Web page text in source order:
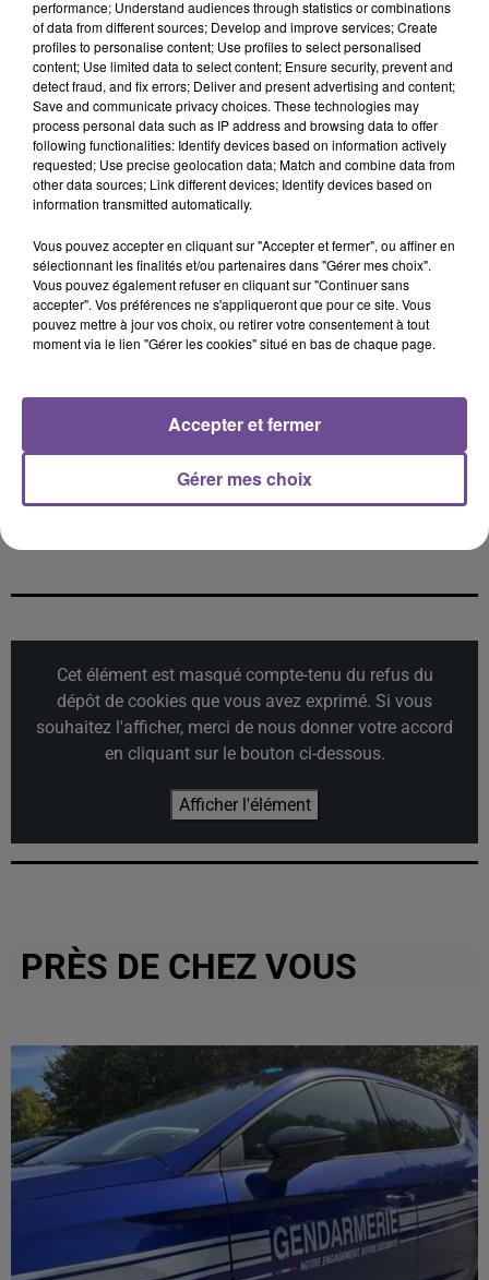
DERNIERS TITRES
20h56
20h56
Imagine Dragons
Waves
20h54
20h54
HUGEL X SOLTO
Jamaican (bam Bam)
20h51
20h51
Angèle Feat. Damso
Démons
Cet élément est masqué compte-tenu du refus du
dépôt de cookies que vous avez exprimé. Si vous
souhaitez l'afficher, merci de nous donner votre accord
en cliquant sur le bouton ci-dessous.
Afficher l'élément
PRÈS DE CHEZ VOUS
performance; Understand audiences through statistics or combinations
of data from different sources; Develop and improve services; Create
profiles to personalise content; Use profiles to select personalised
content; Use limited data to select content; Ensure security, prevent and
detect fraud, and fix errors; Deliver and present advertising and content;
Save and communicate privacy choices. These technologies may
process personal data such as IP address and browsing data to offer
following functionalities: Identify devices based on information actively
requested; Use precise geolocation data; Match and combine data from
other data sources; Link different devices; Identify devices based on
information transmitted automatically.
Vous pouvez accepter en cliquant sur "Accepter et fermer", ou affiner en
sélectionnant les finalités et/ou partenaires dans "Gérer mes choix".
Vous pouvez également refuser en cliquant sur "Continuer sans
accepter". Vos préférences ne s'appliqueront que pour ce site. Vous
pouvez mettre à jour vos choix, ou retirer votre consentement à tout
moment via le lien "Gérer les cookies" situé en bas de chaque page.
Gérer mes choix
Accepter et fermer